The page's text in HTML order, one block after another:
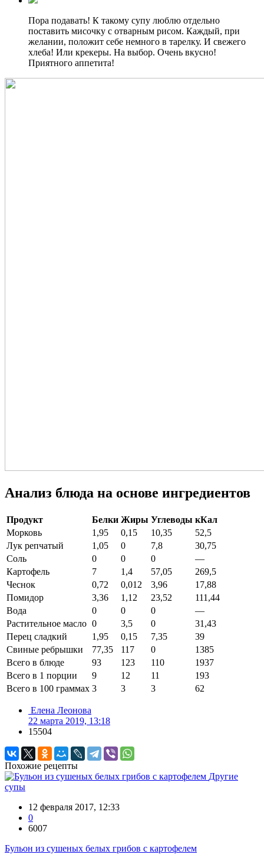
Пора подавать! К такому супу люблю отдельно
поставить мисочку с отварным рисом. Каждый, при
желании, положит себе немного в тарелку. И свежего
хлеба! Или крекеры. На выбор. Очень вкусно!
Приятного аппетита!
Анализ блюда на основе ингредиентов
Продукт Белки Жиры Углеводы кКал
Морковь
1,95 0,15 10,35
52,5
Лук репчатый
1,05 0 7,8
30,75
Соль
0 0 0
—
Картофель
7 1,4 57,05
269,5
Чеснок
0,72 0,012 3,96
17,88
Помидор
3,36 1,12 23,52
111,44
Вода
0 0 0
—
Растительное масло 0 3,5 0
31,43
Перец сладкий
1,95 0,15 7,35
39
Свиные ребрышки
77,35 117 0
1385
Всего в блюде
93 123 110
1937
Всего в 1 порции
9 12 11
193
Всего в 100 граммах 3 3 3 62
Елена Леонова
22 марта 2019, 13:18
15504
Похожие рецепты
Другие
супы
12 февраля 2017, 12:33
0
6007
Бульон из сушеных белых грибов с картофелем